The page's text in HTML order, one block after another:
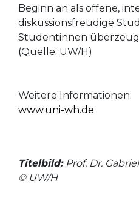
Beginn an als offene,
diskussionsfreudige
Studentinnen
(Quelle: UW/H)
Weitere Informationen:
www.uni-wh.de
Titelbild: Prof. Dr.
© UW/H